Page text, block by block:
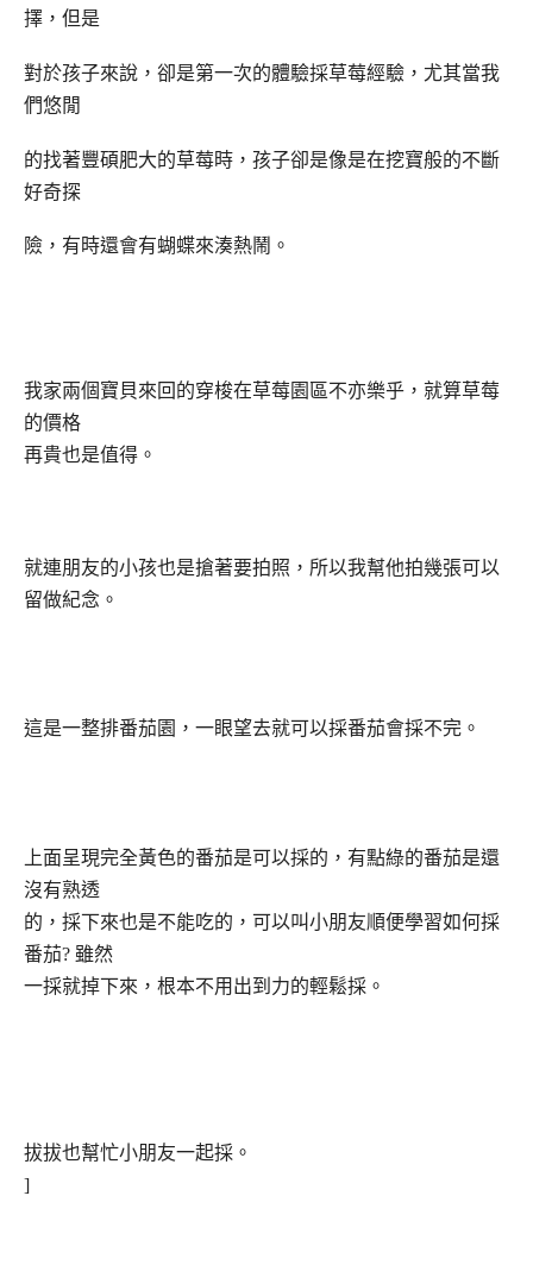
擇，但是
對於孩子來說，卻是第一次的體驗採草莓經驗，尤其當我
們悠閒
的找著豐碩肥大的草莓時，孩子卻是像是在挖寶般的不斷
好奇探
險，有時還會有蝴蝶來湊熱鬧。
我家兩個寶貝來回的穿梭在草莓園區不亦樂乎，就算草莓
的價格
再貴也是值得。
就連朋友的小孩也是搶著要拍照，所以我幫他拍幾張可以
留做紀念。
這是一整排番茄園，一眼望去就可以採番茄會採不完。
上面呈現完全黃色的番茄是可以採的，有點綠的番茄是還
沒有熟透
的，採下來也是不能吃的，可以叫小朋友順便學習如何採
番茄? 雖然
一採就掉下來，根本不用出到力的輕鬆採。
拔拔也幫忙小朋友一起採。
]